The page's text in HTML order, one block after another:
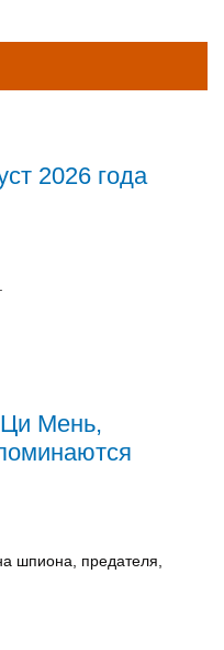
2026 года
Ци Мень,
шпиона, предателя,